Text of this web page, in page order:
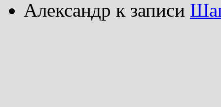
Александр к записи